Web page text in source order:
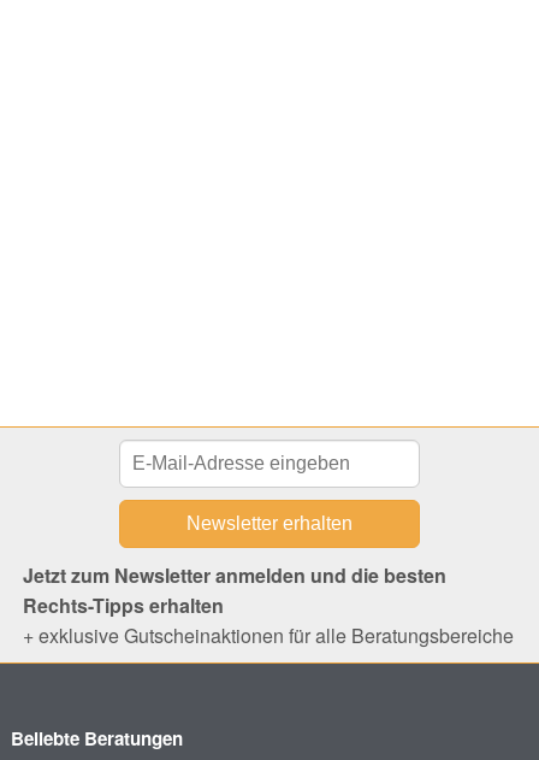
Jetzt zum Newsletter anmelden und die besten
Rechts-Tipps erhalten
+ exklusive Gutscheinaktionen für alle Beratungsbereiche
Beliebte Beratungen